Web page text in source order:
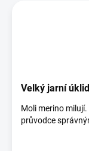
Velký jarní
Moli merino
průvodce